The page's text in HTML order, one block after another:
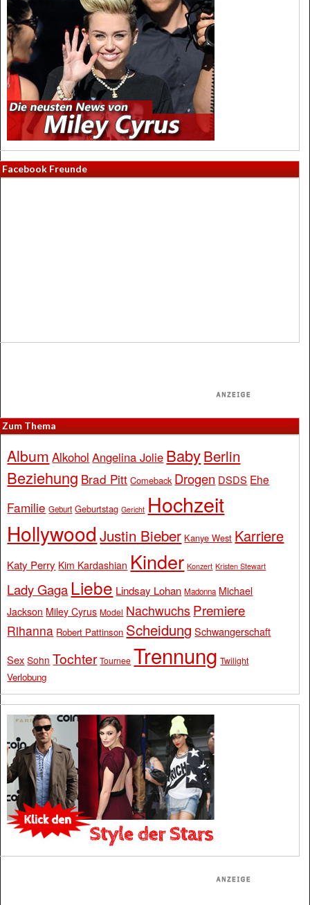
Facebook Freunde
Zum Thema
Album Alkohol Angelina Jolie BabyBerlin
Beziehung Brad Pitt Comeback Drogen DSDS Ehe
Familie Geburt Geburtstag Gericht Hochzeit
Hollywood Justin Bieber Kanye West Karriere
Katy Perry Kim Kardashian Kinder Konzert Kristen Stewart
Lady Gaga Liebe Lindsay Lohan Madonna Michael
Jackson Miley Cyrus Model Nachwuchs Premiere
Rihanna Robert Pattinson Scheidung Schwangerschaft
Sex Sohn Tochter Tournee Trennung Twilight
Verlobung